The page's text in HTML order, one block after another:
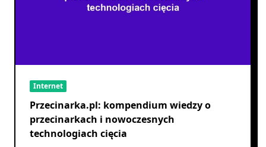
Internet
Przecinarka.pl: kompendium wiedzy o
przecinarkach i nowoczesnych
technologiach cięcia